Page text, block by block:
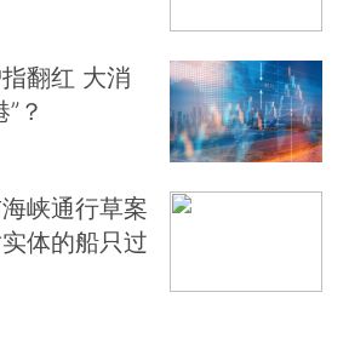
指翻红 大消
？
峡通行草案
体的船只过